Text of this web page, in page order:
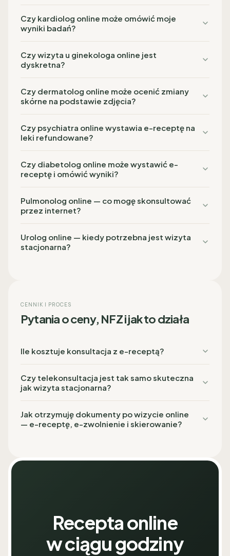
Czy kardiolog online może omówić moje
wyniki badań?
Czy wizyta u ginekologa online jest
dyskretna?
Czy dermatolog online może ocenić zmiany
skórne na podstawie zdjęcia?
Czy psychiatra online wystawia e-receptę na
leki refundowane?
Czy diabetolog online może wystawić e-
receptę i omówić wyniki?
Pulmonolog online — co mogę skonsultować
przez internet?
Urolog online — kiedy potrzebna jest wizyta
stacjonarna?
CENNIK I PROCES
Pytania o ceny, NFZ i jak to działa
Ile kosztuje konsultacja z e-receptą?
Czy telekonsultacja jest tak samo skuteczna
jak wizyta stacjonarna?
Jak otrzymuję dokumenty po wizycie online
— e-receptę, e-zwolnienie i skierowanie?
Recepta online
w ciągu godziny